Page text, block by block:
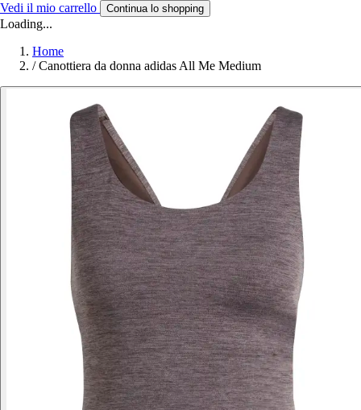
Vedi il mio carrello Continua lo shopping
Loading...
Home
/ Canottiera da donna adidas All Me Medium